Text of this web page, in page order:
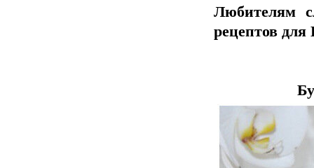
Любителям
рецептов для